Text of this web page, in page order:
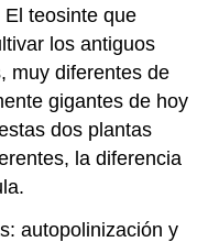
teosinte que
los antiguos
muy diferentes de
gigantes de hoy
dos plantas
la diferencia
autopolinización y